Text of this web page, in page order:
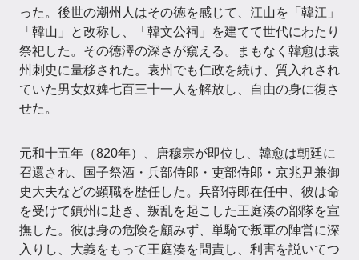
った。後世の潮州人はその徳を感じて、江山を「韓江」
「韓山」と改称し、「韓文公祠」を建てて世代にわたり
祭祀した。その徳澤の深さが窺える。まもなく韓愈は袁
州刺史に量移された。袁州でも仁政を続け、質入れされ
ていた男女奴婢七百三十一人を解放し、自由の身に復さ
せた。
元和十五年（820年）、唐穆宗が即位し、韓愈は朝廷に
召還され、国子祭酒・兵部侍郎・吏部侍郎・京兆尹兼御
史大夫などの顕職を歴任した。兵部侍郎在任中、彼は命
を受けて鎮州に赴き、叛乱を起こした王庭湊の部隊を宣
撫した。彼は身の危険を顧みず、単騎で叛軍の陣営に深
入りし、大義をもって王庭湊を問責し、利害を説いてつ